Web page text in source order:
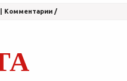
Комментарии /